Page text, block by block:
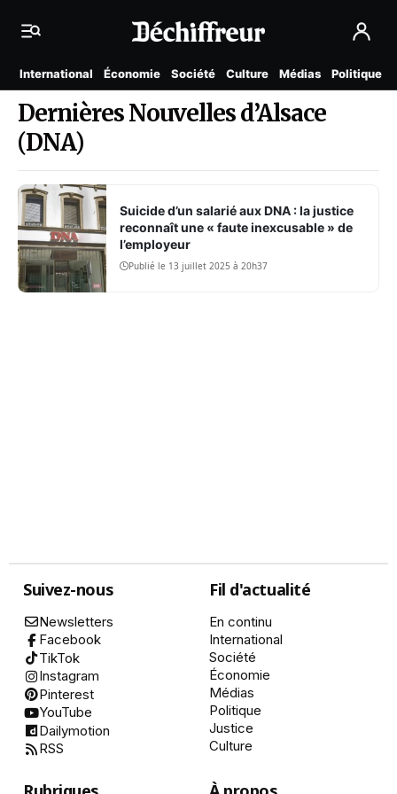
International Économie Société Culture Médias Politique
Dernières Nouvelles d’Alsace
(DNA)
Suicide d’un salarié aux DNA : la justice
reconnaît une « faute inexcusable » de
l’employeur
Publié le 13 juillet 2025 à 20h37
Suivez-nous
Newsletters
Facebook
TikTok
Instagram
Pinterest
YouTube
Dailymotion
RSS
Fil d'actualité
En continu
International
Société
Économie
Médias
Politique
Justice
Culture